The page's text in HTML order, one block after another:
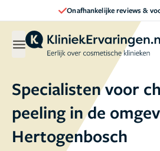
voor- en nafoto’s
Specialisten voor
peeling in de
Hertogenbosch